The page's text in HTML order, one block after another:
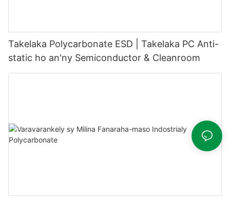
Takelaka Polycarbonate ESD | Takelaka PC Anti-
static ho an'ny Semiconductor & Cleanroom